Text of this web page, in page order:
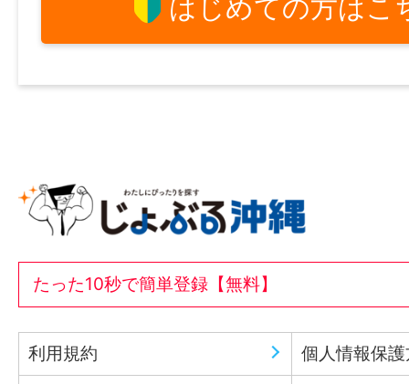
はじめての方はこ
たった10秒で簡単登録【無料】
利用規約 個人情報保